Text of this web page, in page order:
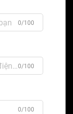
0/100
0/100
0/100